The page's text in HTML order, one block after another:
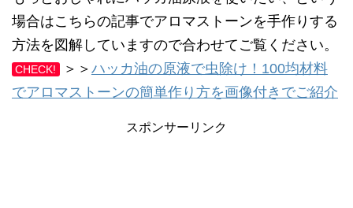
場合はこちらの記事でアロマストーンを手作りする
方法を図解していますので合わせてご覧ください。
CHECK! ＞＞ ハッカ油の原液で虫除け！100均材料
でアロマストーンの簡単作り方を画像付きでご紹介
スポンサーリンク